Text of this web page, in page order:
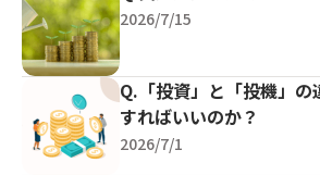
2026/7/15
Q.「投資」と「投機」
すればいいのか？
2026/7/1